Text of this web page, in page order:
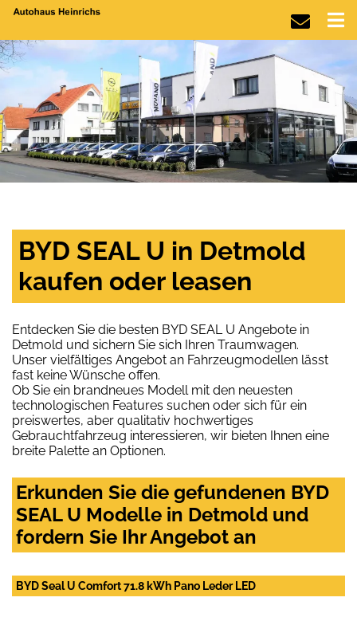
BYD SEAL U in Detmold
kaufen oder leasen
Entdecken Sie die besten BYD SEAL U Angebote in
Detmold und sichern Sie sich Ihren Traumwagen.
Unser vielfältiges Angebot an Fahrzeugmodellen lässt
fast keine Wünsche offen.
Ob Sie ein brandneues Modell mit den neuesten
technologischen Features suchen oder sich für ein
preiswertes, aber qualitativ hochwertiges
Gebrauchtfahrzeug interessieren, wir bieten Ihnen eine
breite Palette an Optionen.
Erkunden Sie die gefundenen BYD
SEAL U Modelle in Detmold und
fordern Sie Ihr Angebot an
BYD Seal U Comfort 71.8 kWh Pano Leder LED